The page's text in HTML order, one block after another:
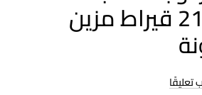
بيضاوي عيار 21 قيراط مزين
تعليقًا